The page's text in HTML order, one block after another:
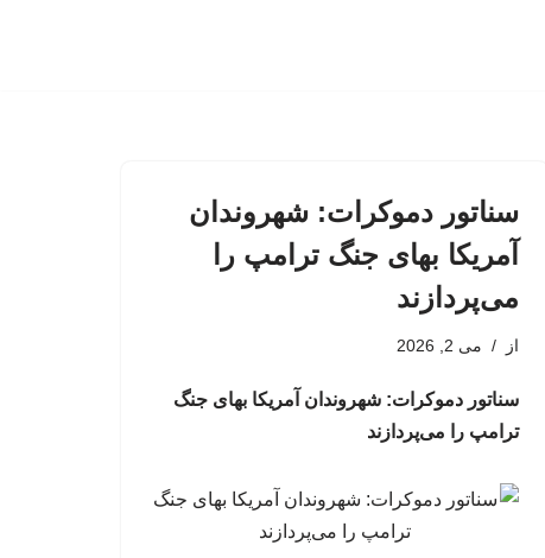
سناتور دموکرات: شهروندان
آمریکا بهای جنگ ترامپ را
می‌پردازند
از می 2, 2026
سناتور دموکرات: شهروندان آمریکا بهای جنگ
ترامپ را می‌پردازند